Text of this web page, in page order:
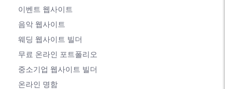
이벤트 웹사이트
음악 웹사이트
웨딩 웹사이트 빌더
무료 온라인 포트폴리오
중소기업 웹사이트 빌더
온라인 명함